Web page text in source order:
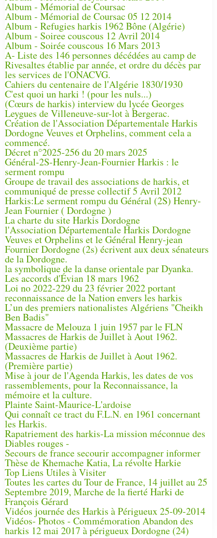
Album - Mémorial de Coursac
Album - Mémorial de Coursac 05 12 2014
Album - Refugies harkis 1962 Bône (Algérie)
Album - Soiree couscous 12 Avril 2014
Album - Soirée couscous 16 Mars 2013
A- Liste des 146 personnes décédées au camp de
Rivesaltes établie par année, et ordre du décès par
les services de l'ONACVG.
Cahiers du centenaire de l'Algérie 1830/1930
C'est quoi un harki ! (pour les nuls...)
(Cœurs de harkis) interview du lycée Georges
Leygues de Villeneuve-sur-lot à Bergerac.
Création de l'Association Départementale Harkis
Dordogne Veuves et Orphelins, comment cela a
commencé.
Décret n°2025-256 du 20 mars 2025
Général-2S-Henry-Jean-Fournier Harkis : le
serment rompu
Groupe de travail des associations de harkis, et
communiqué de presse collectif 5 Avril 2012
Harkis:Le serment rompu du Général (2S) Henry-
Jean Fournier ( Dordogne )
La charte du site Harkis Dordogne
l'Association Départementale Harkis Dordogne
Veuves et Orphelins et le Général Henry-jean
Fournier Dordogne (2s) écrivent aux deux sénateurs
de la Dordogne.
la symbolique de la danse orientale par Dyanka.
Les accords d'Évian 18 mars 1962
Loi no 2022-229 du 23 février 2022 portant
reconnaissance de la Nation envers les harkis
L’un des premiers nationalistes Algériens "Cheikh
Ben Badis"
Massacre de Melouza 1 juin 1957 par le FLN
Massacres de Harkis de Juillet à Aout 1962.
(Deuxième partie)
Massacres de Harkis de Juillet à Aout 1962.
(Première partie)
Mise à jour de l'Agenda Harkis, les dates de vos
rassemblements, pour la Reconnaissance, la
mémoire et la culture.
Plainte Saint-Maurice-L'ardoise
Qui connaît ce tract du F.L.N. en 1961 concernant
les Harkis.
Rapatriement des harkis-La mission méconnue des
Diables rouges -
Secours de france secourir accompagner informer
Thèse de Khemache Katia, La révolte Harkie
Top Liens Utiles à Visiter
Toutes les cartes du Tour de France, 14 juillet au 25
Septembre 2019, Marche de la fierté Harki de
François Gérard
Vidéos journée des Harkis à Périgueux 25-09-2014
Vidéos- Photos - Commémoration Abandon des
harkis 12 mai 2017 à périgueux Dordogne (24)